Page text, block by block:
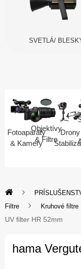
SVETLÁ/
Fotoaparáty
& Kamery
Objektívy
& Filtre
Filtre
Kruhové filtre
UV filter HR 52mm
hama